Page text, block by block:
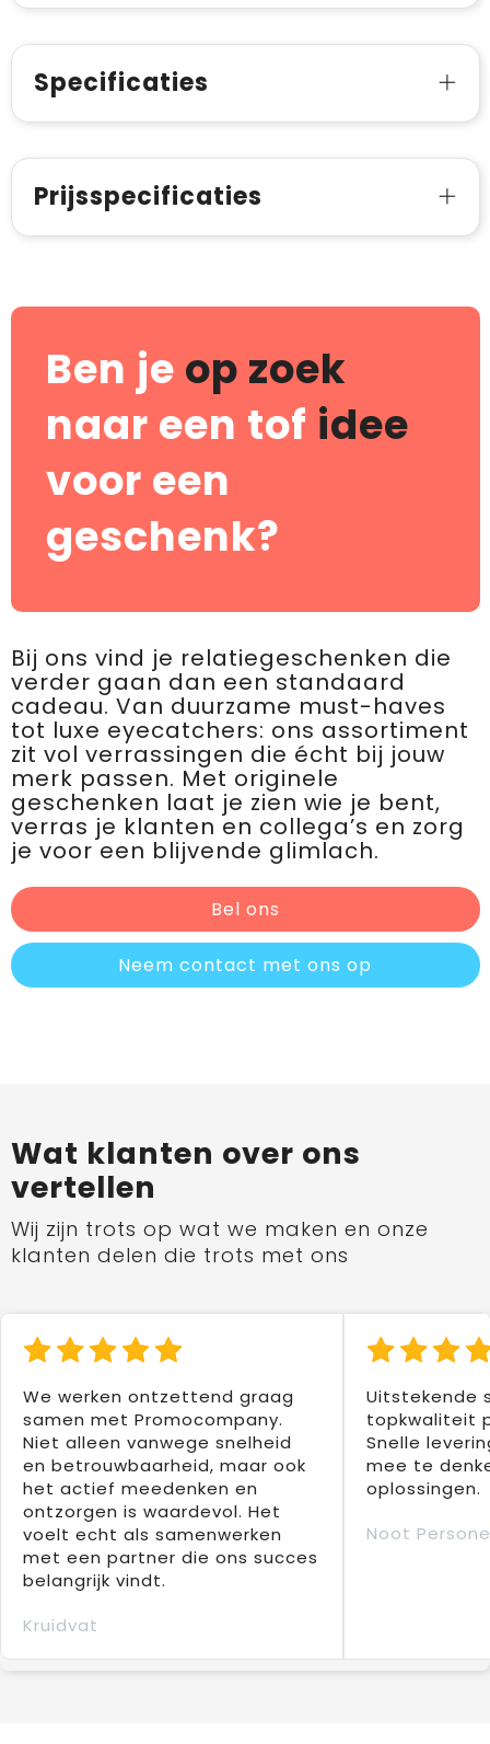
Specificaties
Prijsspecificaties
Ben je op zoek
naar een tof idee
voor een
geschenk?
Bij ons vind je relatiegeschenken die
verder gaan dan een standaard
cadeau. Van duurzame must-haves
tot luxe eyecatchers: ons assortiment
zit vol verrassingen die écht bij jouw
merk passen. Met originele
geschenken laat je zien wie je bent,
verras je klanten en collega’s en zorg
je voor een blijvende glimlach.
Bel ons
Neem contact met ons op
Wat klanten over ons
vertellen
Wij zijn trots op wat we maken en onze
klanten delen die trots met ons
We werken ontzettend graag
samen met Promocompany.
Niet alleen vanwege snelheid
en betrouwbaarheid, maar ook
het actief meedenken en
ontzorgen is waardevol. Het
voelt echt als samenwerken
met een partner die ons succes
belangrijk vindt.
Kruidvat
Uitstekende
topkwaliteit
Snelle
mee te
oplossingen.
Noot